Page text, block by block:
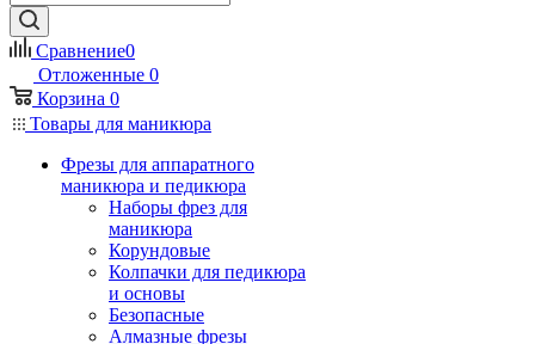
Сравнение0
Отложенные 0
Корзина 0
Товары для маникюра
Фрезы для аппаратного
маникюра и педикюра
Наборы фрез для
маникюра
Корундовые
Колпачки для педикюра
и основы
Безопасные
Алмазные фрезы